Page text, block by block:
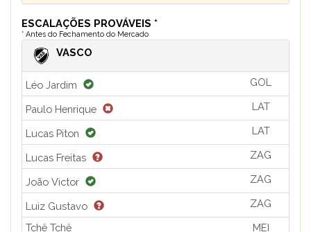
ESCALAÇÕES PROVÁVEIS *
* Antes do Fechamento do Mercado
VASCO
Léo Jardim GOL
Paulo Henrique LAT
Lucas Piton LAT
Lucas Freitas ZAG
João Victor ZAG
Luiz Gustavo ZAG
Tchê Tchê MEI